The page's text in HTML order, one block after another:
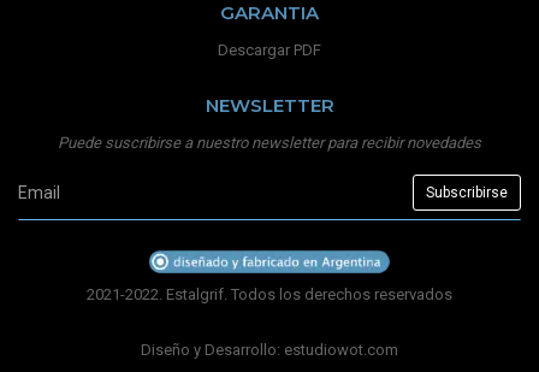
GARANTIA
Descargar PDF
NEWSLETTER
Puede suscribirse a nuestro newsletter para recibir novedades
2021-2022. Estalgrif. Todos los derechos reservados
Diseño y Desarrollo: estudiowot.com